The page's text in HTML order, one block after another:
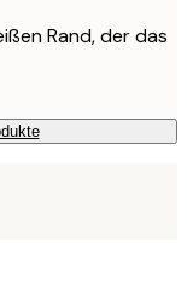
Rand, der das